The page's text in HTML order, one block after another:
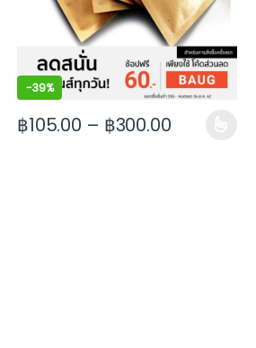
may be chosen on the product
-39%
฿105.00 – ฿300.00
This product has multiple variants.